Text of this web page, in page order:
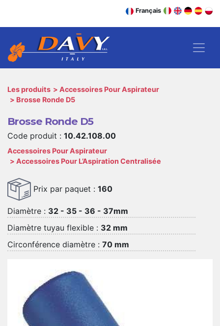
Français
Les produits
Accessoires Pour Aspirateur
Brosse Ronde D5
Brosse Ronde D5
Code produit : 10.42.108.00
Accessoires Pour Aspirateur
Accessoires Pour L’Aspiration Centralisée
Prix par paquet : 160
Diamètre : 32 - 35 - 36 - 37mm
Diamètre tuyau flexible : 32 mm
Circonférence diamètre : 70 mm